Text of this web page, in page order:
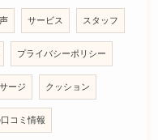
サービス スタッフ
プライバシーポリシー
ージ クッション
コミ情報